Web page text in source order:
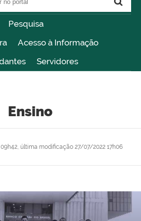
Pesquisa
Acesso à Informação
Servidores
Ensino
última modificação 27/07/2022 17h06